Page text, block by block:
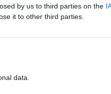
by us to third parties on the
it to other third parties.
data.